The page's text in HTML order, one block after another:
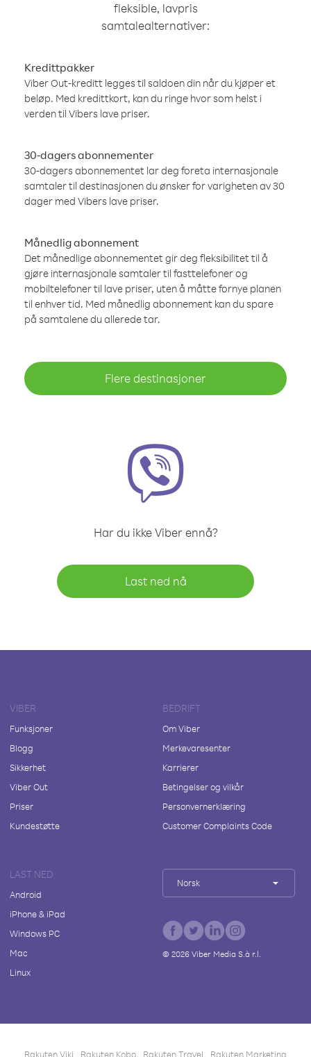
fleksible, lavpris
samtalealternativer:
Kredittpakker
Viber Out-kreditt legges til saldoen din når du kjøper et
beløp. Med kredittkort, kan du ringe hvor som helst i
verden til Vibers lave priser.
30-dagers abonnementer
30-dagers abonnementet lar deg foreta internasjonale
samtaler til destinasjonen du ønsker for varigheten av 30
dager med Vibers lave priser.
Månedlig abonnement
Det månedlige abonnementet gir deg fleksibilitet til å
gjøre internasjonale samtaler til fasttelefoner og
mobiltelefoner til lave priser, uten å måtte fornye planen
til enhver tid. Med månedlig abonnement kan du spare
på samtalene du allerede tar.
Flere destinasjoner
Har du ikke Viber ennå?
Last ned nå
VIBER
Funksjoner
Blogg
Sikkerhet
Viber Out
Priser
Kundestøtte
BEDRIFT
Om Viber
Merkevaresenter
Karrierer
Betingelser og vilkår
Personvernerklæring
Customer Complaints Code
LAST NED
Android
iPhone & iPad
Windows PC
Mac
Linux
Norsk
© 2026Viber Media S.à r.l.
Rakuten Viki Rakuten Kobo Rakuten Travel Rakuten Marketing